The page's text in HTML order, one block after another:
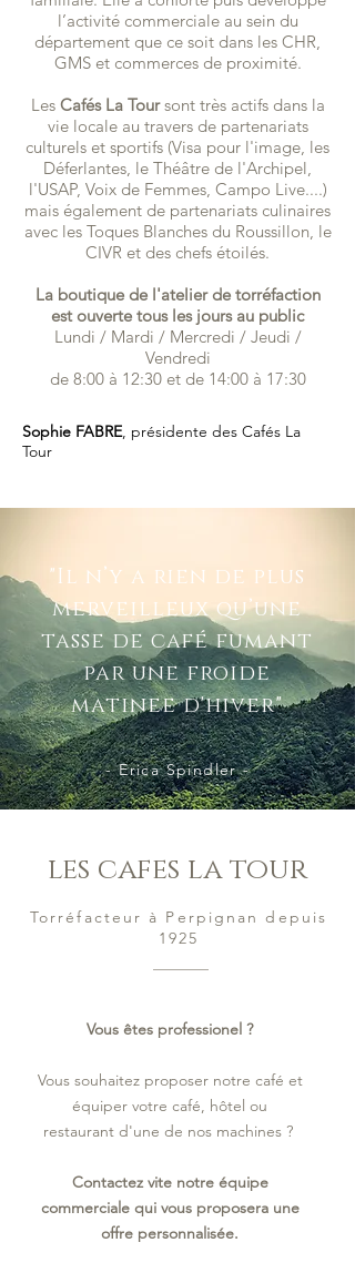
l’activité commerciale au sein du
département que ce soit dans les CHR,
GMS et commerces de proximité.
Les Cafés La Toursont très actifs dans la
vie locale au travers de partenariats
culturels et sportifs (Visa pour l'image, les
Déferlantes, le Théâtre de l'Archipel,
l'USAP, Voix de Femmes, Campo Live....)
mais également de partenariats culinaires
avec les Toques Blanches du Roussillon, le
CIVR et des chefs étoilés.
La boutique de l'atelier de torréfaction
est ouverte tous les jours au public
Lundi / Mardi / Mercredi / Jeudi /
Vendredi
de 8:00 à 12:30 et de 14:00 à 17:30
Sophie FABRE, présidente des Cafés La
Tour
"Il n’y a rien de plus
merveilleux qu’une
tasse de café fumant
par une froide
matinee d'hiver"
- Erica Spindler -
les cafes la tour
Torréfacteur à Perpignan depuis
1925
Vous êtes professionel ?
Vous souhaitez proposer notre café et
équiper votre café, hôtel ou
restaurant d'une de nos machines ?
Contactez vite notre équipe
commerciale qui vous proposera une
offre personnalisée.